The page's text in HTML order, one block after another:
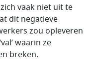
vaak niet uit te
dit negatieve
zou opleveren
waarin ze
breken.